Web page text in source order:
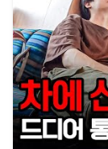
해요! 🚍✨ **구독, 댓글, 좋아요도 모두 감사드립니다! / 2022
년 3월부터 노
게르'는 다양한
상을 공유하는